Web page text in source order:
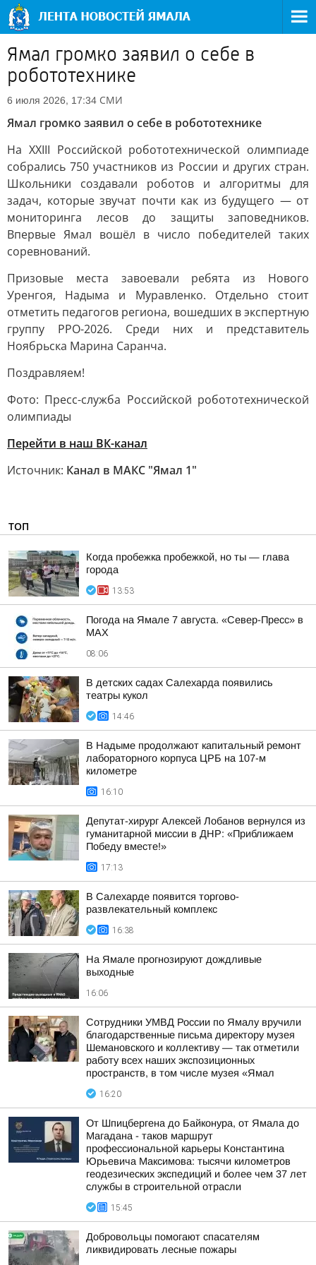
Ямал громко заявил о себе в
робототехнике
6 июля 2026, 17:34 СМИ
Ямал громко заявил о себе в робототехнике
На XXIII Российской робототехнической олимпиаде
собрались 750 участников из России и других стран.
Школьники создавали роботов и алгоритмы для
задач, которые звучат почти как из будущего — от
мониторинга лесов до защиты заповедников.
Впервые Ямал вошёл в число победителей таких
соревнований.
Призовые места завоевали ребята из Нового
Уренгоя, Надыма и Муравленко. Отдельно стоит
отметить педагогов региона, вошедших в экспертную
группу РРО-2026. Среди них и представитель
Ноябрьска Марина Саранча.
Поздравляем!
Фото: Пресс-служба Российской робототехнической
олимпиады
Перейти в наш ВК-канал
Источник: Канал в МАКС "Ямал 1"
ТОП
Когда пробежка пробежкой, но ты — глава
города
13:53
Погода на Ямале 7 августа. «Север-Пресс» в
MAX
08:06
В детских садах Салехарда появились
театры кукол
14:46
В Надыме продолжают капитальный ремонт
лабораторного корпуса ЦРБ на 107-м
километре
16:10
Депутат-хирург Алексей Лобанов вернулся из
гуманитарной миссии в ДНР: «Приближаем
Победу вместе!»
17:13
В Салехарде появится торгово-
развлекательный комплекс
16:38
На Ямале прогнозируют дождливые
выходные
16:06
Сотрудники УМВД России по Ямалу вручили
благодарственные письма директору музея
Шемановского и коллективу — так отметили
работу всех наших экспозиционных
пространств, в том числе музея «Ямал
16:20
От Шпицбергена до Байконура, от Ямала до
Магадана - таков маршрут
профессиональной карьеры Константина
Юрьевича Максимова: тысячи километров
геодезических экспедиций и более чем 37 лет
службы в строительной отрасли
15:45
Добровольцы помогают спасателям
ликвидировать лесные пожары